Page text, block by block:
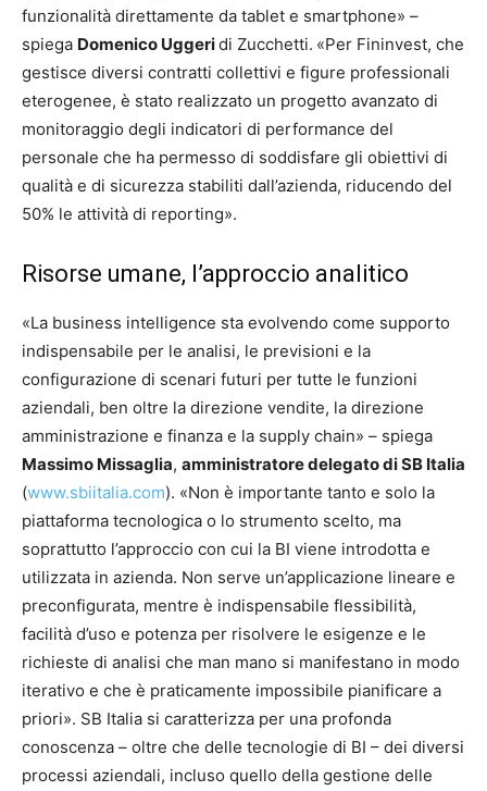
funzionalità direttamente da tablet e smartphone» –
spiega Domenico Uggeridi Zucchetti. «Per Fininvest, che
gestisce diversi contratti collettivi e figure professionali
eterogenee, è stato realizzato un progetto avanzato di
monitoraggio degli indicatori di performance del
personale che ha permesso di soddisfare gli obiettivi di
qualità e di sicurezza stabiliti dall’azienda, riducendo del
50% le attività di reporting».
Risorse umane, l’approccio analitico
«La business intelligence sta evolvendo come supporto
indispensabile per le analisi, le previsioni e la
configurazione di scenari futuri per tutte le funzioni
aziendali, ben oltre la direzione vendite, la direzione
amministrazione e finanza e la supply chain» – spiega
Massimo Missaglia, amministratore delegato di SB Italia
(www.sbiitalia.com). «Non è importante tanto e solo la
piattaforma tecnologica o lo strumento scelto, ma
soprattutto l’approccio con cui la BI viene introdotta e
utilizzata in azienda. Non serve un’applicazione lineare e
preconfigurata, mentre è indispensabile flessibilità,
facilità d’uso e potenza per risolvere le esigenze e le
richieste di analisi che man mano si manifestano in modo
iterativo e che è praticamente impossibile pianificare a
priori». SB Italia si caratterizza per una profonda
conoscenza – oltre che delle tecnologie di BI – dei diversi
processi aziendali, incluso quello della gestione delle